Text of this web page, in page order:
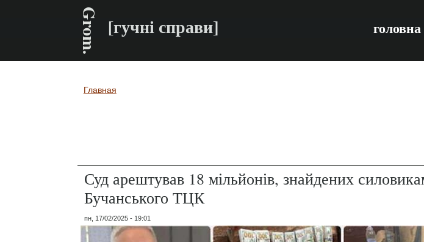
Grom. [гучні справи] головна
Вы здесь
Главная
Суд арештував 18 мільйонів, знайдених
Бучанського ТЦК
пн, 17/02/2025 - 19:01